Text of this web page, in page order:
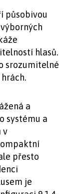
působivou
hlasů.
srozumitelné
a
systému a
v
přesto
je